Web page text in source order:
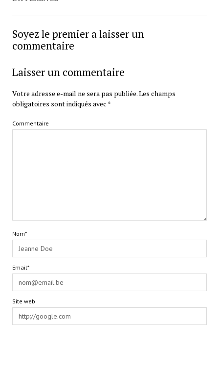
Soyez le premier a laisser un
commentaire
Laisser un commentaire
Votre adresse e-mail ne sera pas publiée.Les champs
obligatoires sont indiqués avec *
Commentaire
Nom*
Email*
Site web